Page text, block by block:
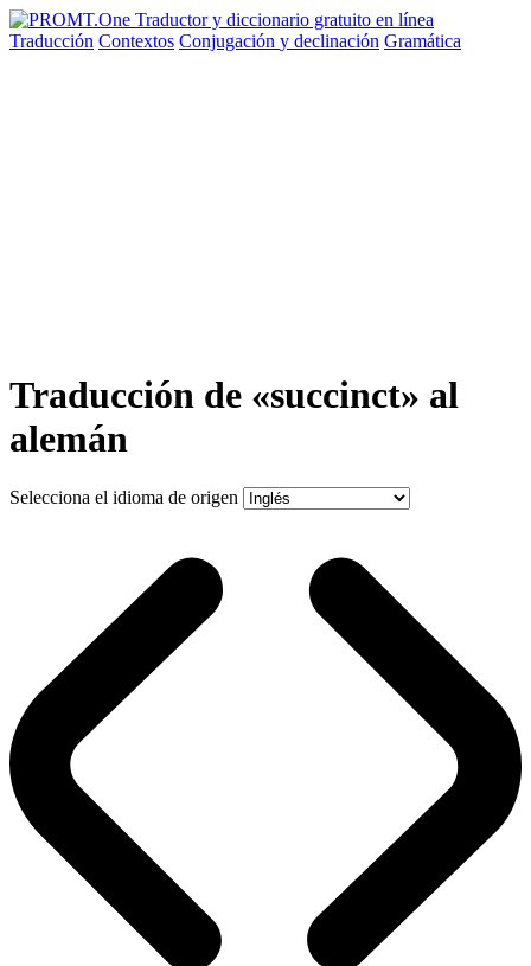
Traducción Contextos Conjugación y declinación Gramática
Traducción de «succinct» al
alemán
Selecciona el idioma de origen